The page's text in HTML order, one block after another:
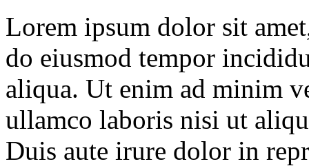
Lorem ipsum dolor sit
do eiusmod tempor
aliqua. Ut enim ad minim
ullamco laboris nisi ut
Duis aute irure dolor in